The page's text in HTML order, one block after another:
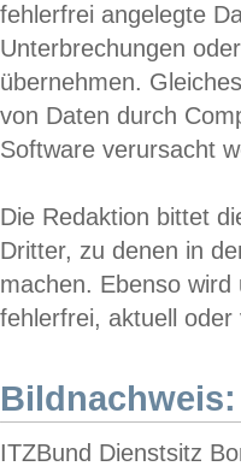
fehlerfrei angelegte
Unterbrechungen
übernehmen.
von Daten durch
Software verursacht
Die Redaktion bittet
Dritter, zu denen in
machen. Ebenso
fehlerfrei, aktuell oder
Bildnachweis:
ITZBund Dienstsitz